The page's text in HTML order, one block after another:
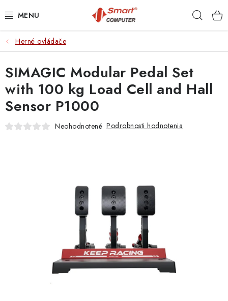
na
NOTEBOOKY
MOBILNÉ ZARIADENIA
PC A KOMPONENTY
PERIFÉRIE
: DOBRÁ CENA
Herné ovládače
SIMAGIC Modular Pedal Set
with 100 kg Load Cell and Hall
Sensor P1000
Neohodnotené Podrobnosti hodnotenia